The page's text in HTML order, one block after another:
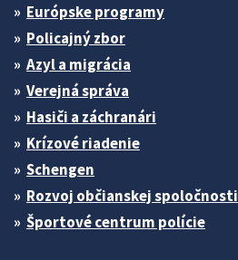
Európske programy
Policajný zbor
Azyl a migrácia
Verejná správa
Hasiči a záchranári
Krízové riadenie
Schengen
Rozvoj občianskej spoločnosti
Športové centrum polície